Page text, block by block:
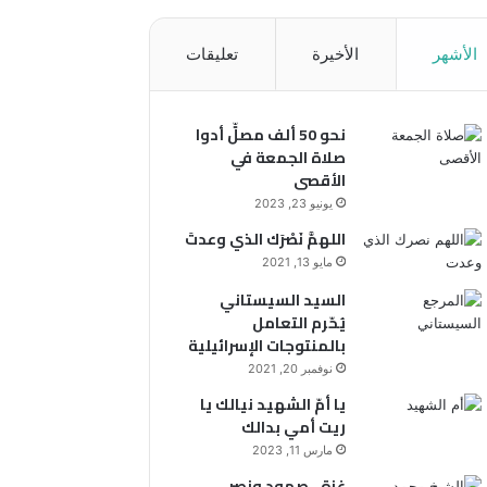
الأشهر الأخيرة تعليقات
نحو 50 ألف مصلٍّ أدوا
صلاة الجمعة في
الأقصى
يونيو 23, 2023
اللهمَّ نَصْرَك الذي وعدتَ
مايو 13, 2021
السيد السيستاني
يُحّرم التعامل
بالمنتوجات الإسرائيلية
نوفمبر 20, 2021
يا أمّ الشهيد نيالك يا
ريت أمي بدالك
مارس 11, 2023